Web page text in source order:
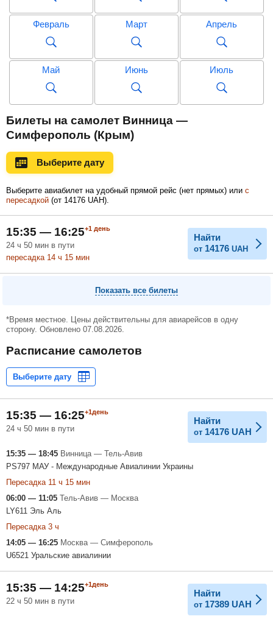
Февраль Март Апрель
Май Июнь Июль
Сентябрь
Ноябрь
Февраль
Май Июль
Билеты на самолет Винница —
Симферополь (Крым)
Выберите дату
Выберите авиабилет на удобный прямой рейс (нет прямых) или с
пересадкой (от 14176 UAH).
15:35 — 16:25+1 день
24 ч 50 мин в пути
пересадка 14 ч 15 мин
Найти
от 14176 UAH
Показать все билеты
*Время местное. Цены действительны для авиарейсов в одну
сторону. Обновлено 07.08.2026.
Расписание самолетов
15:35 — 16:25+1день
24 ч 50 мин в пути
Найти
от 14176 UAH
15:35 — 18:45 Винница — Тель-Авив
PS797 МАУ - Международные Авиалинии Украины
Пересадка 11 ч 15 мин
06:00 — 11:05 Тель-Авив — Москва
LY611 Эль Аль
Пересадка 3 ч
14:05 — 16:25 Москва — Симферополь
U6521 Уральские авиалинии
15:35 — 14:25+1день
22 ч 50 мин в пути
Найти
от 17389 UAH